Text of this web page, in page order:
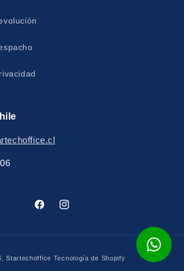
FacebookInstagram
Startechoffice Tecnología de Shopify